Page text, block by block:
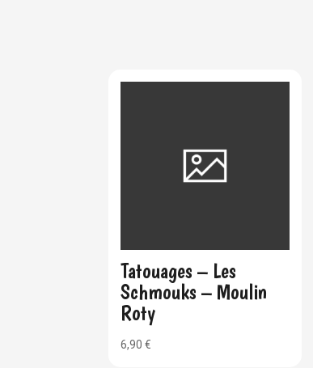
Tatouages – Les
Schmouks – Moulin
Roty
6,90€